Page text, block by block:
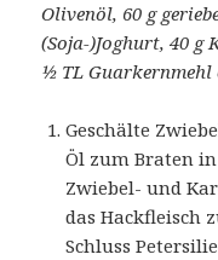
Olivenöl, 60 g
(Soja-)Joghurt, 40 g
½ TL Guarkernmehl
Geschälte
Öl zum Braten
Zwiebel- und
das Hackfleisch
Schluss